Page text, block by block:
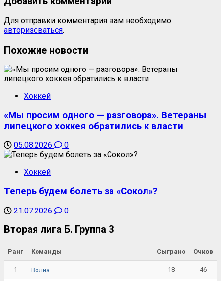
Для отправки комментария вам необходимо
авторизоваться.
Похожие новости
Хоккей
«Мы просим одного — разговора». Ветераны
липецкого хоккея обратились к власти
05.08.2026 0
Хоккей
Теперь будем болеть за «Сокол»?
21.07.2026 0
Вторая лига Б. Группа 3
Ранг Команды Сыграно Очков
1 Волна 18 46